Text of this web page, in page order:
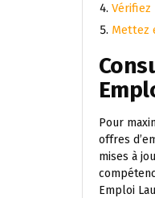
Mettez
Pour
offres
mises à
Emploi